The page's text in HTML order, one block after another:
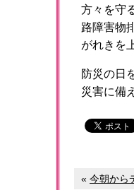
方々を守
路障害物
がれきを
防災の日
災害に備
« 今朝から